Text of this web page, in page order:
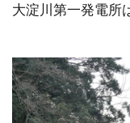
大淀川第一発電所